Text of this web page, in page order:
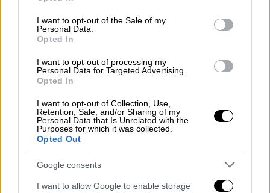
use your data for below specified purposes in below Google
consent section.
I want to opt-out of the Sale of my
Personal Data.
Opted In
I want to opt-out of processing my
Personal Data for Targeted Advertising.
Opted In
I want to opt-out of Collection, Use,
Retention, Sale, and/or Sharing of my
Personal Data that Is Unrelated with the
Purposes for which it was collected.
Opted Out
Google consents
I want to allow Google to enable storage